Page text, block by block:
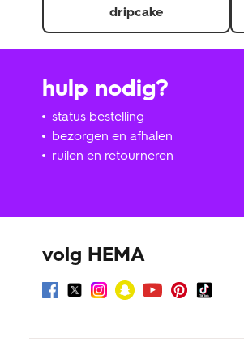
dripcake
hulp nodig?
status bestelling
bezorgen en afhalen
ruilen en retourneren
volg HEMA